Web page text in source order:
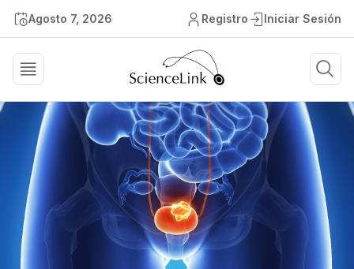
Agosto 7, 2026 Registro Iniciar Sesión